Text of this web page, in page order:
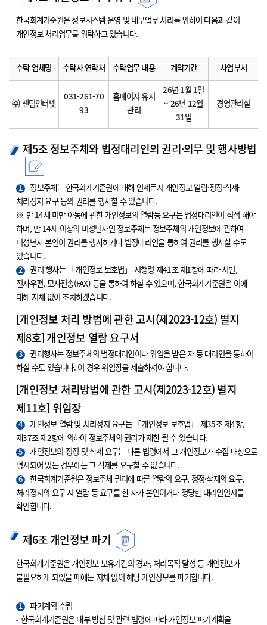
한국회계기준원은 정보시스템 운영 및 내부업무 처리를 위하여 다음과 같이
개인정보 처리업무를 위탁하고 있습니다.
수탁 업체명 수탁사 연락처 수탁업무 내용 계약기간 사업부서
㈜ 센텀인터넷
031-261-70
93
홈페이지 유지
관리
26년 1월 1일
~ 26년 12월
31일
경영관리실
제5조 정보주체와 법정대리인의 권리·의무 및 행사방법
1
정보주체는 한국회계기준원에 대해 언제든지 개인정보 열람·정정·삭제·
처리정지 요구 등의 권리를 행사할 수 있습니다.
※ 만 14세 미만 아동에 관한 개인정보의 열람등 요구는 법정대리인이 직접 해야
하며, 만 14세 이상의 미성년자인 정보주체는 정보주체의 개인정보에 관하여
미성년자 본인이 권리를 행사하거나 법정대리인을 통하여 권리를 행사할 수도
있습니다.
2
권리 행사는 「개인정보 보호법」 시행령 제41조 제1항에 따라 서면,
전자우편, 모사전송(FAX) 등을 통하여 하실 수 있으며, 한국회계기준원은 이에
대해 지체 없이 조치하겠습니다.
[개인정보 처리 방법에 관한 고시(제2023-12호) 별지
제8호] 개인정보 열람 요구서
3
권리행사는 정보주체의 법정대리인이나 위임을 받은 자 등 대리인을 통하여
하실 수도 있습니다. 이 경우 위임장을 제출하셔야 합니다.
[개인정보 처리방법에 관한 고시(제2023-12호) 별지
제11호] 위임장
4
개인정보 열람 및 처리정지 요구는 「개인정보 보호법」 제35조 제4항,
제37조 제2항에 의하여 정보주체의 권리가 제한 될 수 있습니다.
5
개인정보의 정정 및 삭제 요구는 다른 법령에서 그 개인정보가 수집 대상으로
명시되어 있는 경우에는 그 삭제를 요구할 수 없습니다.
6
한국회계기준원은 정보주체 권리에 따른 열람의 요구, 정정·삭제의 요구,
처리정지의 요구 시 열람 등 요구를 한 자가 본인이거나 정당한 대리인인지를
확인합니다.
제6조 개인정보 파기
한국회계기준원은 개인정보 보유기간의 경과, 처리목적 달성 등 개인정보가
불필요하게 되었을 때에는 지체 없이 해당 개인정보를 파기합니다.
1
파기계획 수립
한국회계기준원은 내부 방침 및 관련 법령에 따라 개인정보 파기계획을